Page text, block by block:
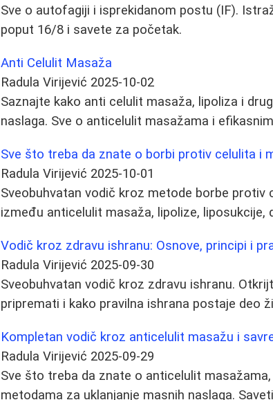
Sve o autofagiji i isprekidanom postu (IF).
poput 16/8 i savete za početak.
Anti Celulit Masaža
Radula Virijević 2025-10-02
Saznajte kako anti celulit masaža, lipoliza i
naslaga. Sve o anticelulit masažama i
Sve što treba da znate o borbi protiv celulita i
Radula Virijević 2025-10-01
Sveobuhvatan vodič kroz metode borbe
između anticelulit masaža, lipolize, liposukcije,
Vodič kroz zdravu ishranu: Osnove, principi i
Radula Virijević 2025-09-30
Sveobuhvatan vodič kroz zdravu ishranu.
pripremati i kako pravilna ishrana postaje deo
Kompletan vodič kroz anticelulit masažu i
Radula Virijević 2025-09-29
Sve što treba da znate o anticelulit
metodama za uklanjanje masnih naslaga.